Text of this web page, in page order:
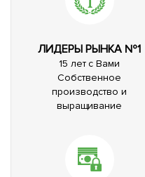
ЛИДЕРЫ РЫНКА №1
15 лет с Вами
Собственное
производство и
выращивание